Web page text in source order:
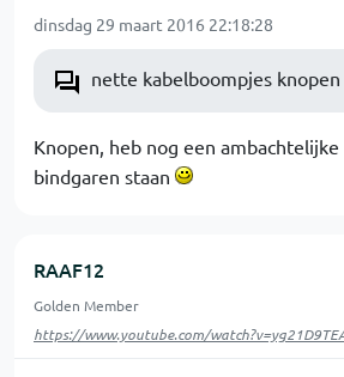
dinsdag 29 maart 2016 22:18:28
nette kabelboompjes knopen
Knopen, heb nog een
bindgaren staan
RAAF12
Golden Member
https://www.youtube.com/